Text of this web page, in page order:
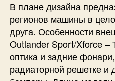
В плане дизайна
регионов машины в
друга. Особенности
Outlander Sport/Xforce –
оптика и задние
радиаторной решетке